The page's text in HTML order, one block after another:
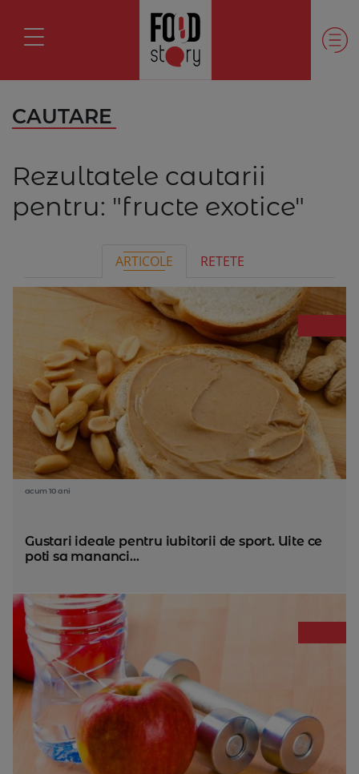
CAUTARE
Rezultatele cautarii
pentru: "fructe exotice"
ARTICOLE RETETE
acum 10 ani
Gustari ideale pentru iubitorii de sport. Uite ce
poti sa mananci...